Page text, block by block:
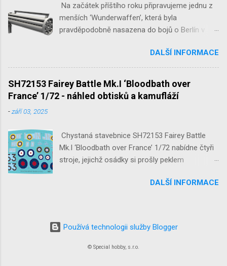
Na začátek příštího roku připravujeme jednu z
menších ‘Wunderwaffen’, která byla
pravděpodobně nasazena do bojů o Berlín v
raketovou protiletadlovou zbraň. V setu 3148
detailní odlitky této zbraně, v měřítku 1/35,
doplní leptané popruhy nábojových schránek.
DALŠÍ INFORMACE
SH72153 Fairey Battle Mk.I ‘Bloodbath over
France’ 1/72 - náhled obtisků a kamufláží
-září 03, 2025
Chystaná stavebnice SH72153 Fairey Battle
Mk.I ‘Bloodbath over France’ 1/72 nabídne čtyři
stroje, jejichž osádky si prošly peklem
DALŠÍ INFORMACE
Používá technologii služby Blogger
© Special hobby, s.r.o.